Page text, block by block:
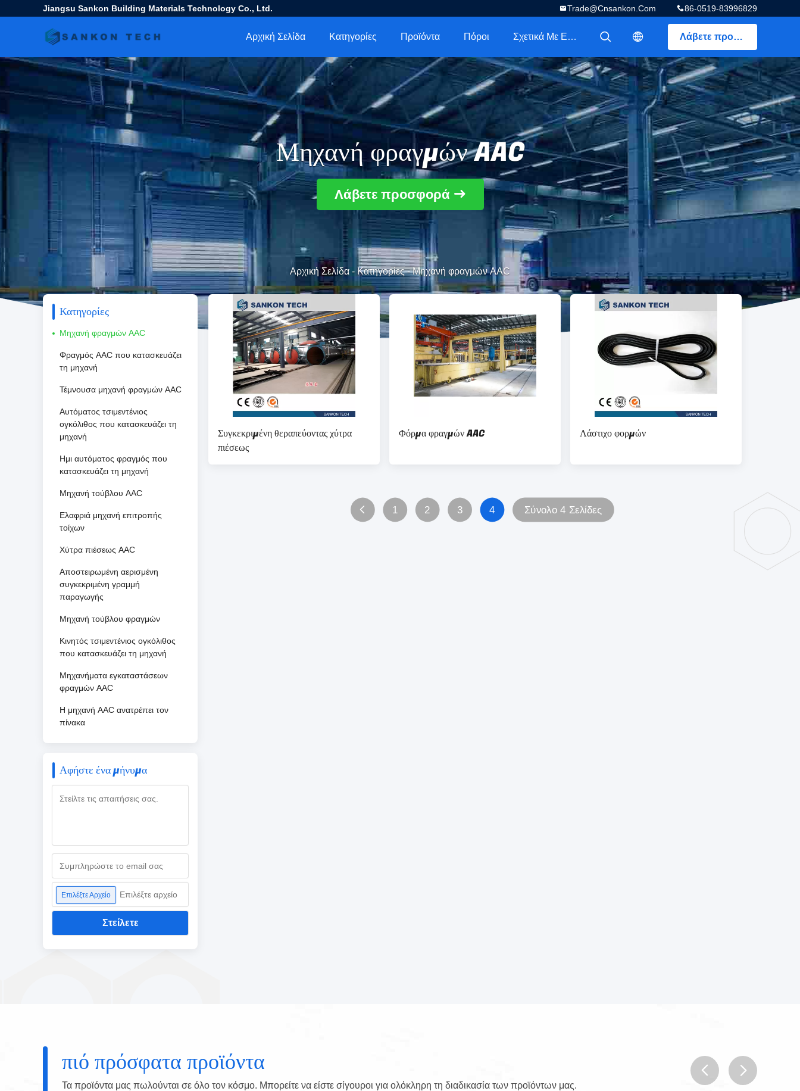
Jiangsu Sankon Building Materials Technology Co., Ltd. 86-0519-83996829
Trade@cnsankon.com
Λάβετε προσφορά
描述
描述
Αρχική Σελίδα Κατηγορίες Προϊόντα Πόροι Σχετικά Με Εμάς
Μηχανή φραγμών AAC
Λάβετε προσφορά
Αρχική Σελίδα - Κατηγορίες-Μηχανή φραγμών AAC
Κατηγορίες
Μηχανή φραγμών AAC
Φραγμός AAC που κατασκευάζει
τη μηχανή
Τέμνουσα μηχανή φραγμών AAC
Αυτόματος τσιμεντένιος
ογκόλιθος που κατασκευάζει τη
μηχανή
Ημι αυτόματος φραγμός που
κατασκευάζει τη μηχανή
Μηχανή τούβλου AAC
Ελαφριά μηχανή επιτροπής
τοίχων
Χύτρα πιέσεως AAC
Αποστειρωμένη αερισμένη
συγκεκριμένη γραμμή
παραγωγής
Μηχανή τούβλου φραγμών
Κινητός τσιμεντένιος ογκόλιθος
που κατασκευάζει τη μηχανή
Μηχανήματα εγκαταστάσεων
φραγμών AAC
Η μηχανή AAC ανατρέπει τον
πίνακα
Αφήστε ένα μήνυμα
Επιλέξτε Αρχείο Επιλέξτε αρχείο
Στείλετε
Συγκεκριμένη θεραπεύοντας χύτρα
πιέσεως
Φόρμα φραγμών AAC Λάστιχο φορμών
1 2 3 4 Σύνολο 4 Σελίδες
πιό πρόσφατα προϊόντα
Τα προϊόντα μας πωλούνται σε όλο τον κόσμο. Μπορείτε να είστε σίγουροι για ολόκληρη τη διαδικασία των προϊόντων μας.